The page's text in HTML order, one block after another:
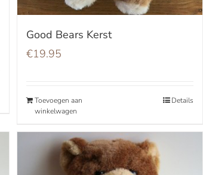
Good Bears Kerst
€19.95
Toevoegen aan
winkelwagen
Details